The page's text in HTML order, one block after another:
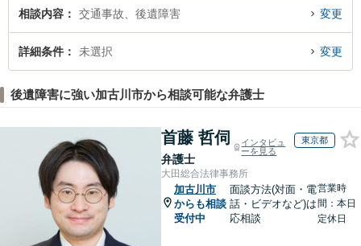
のトラブル解決の実績豊富な近くの弁護士を検索したい』『初回相談無料で後
遺障害を法律相談できる加古川市内の弁護士に相談予約したい』などでお困り
の相談者さんにおすすめです。
相談内容 交通事故、後遺障害 変更
詳細条件 未選択 変更
後遺障害に強い加古川市から相談可能な弁護士
首藤 哲伺
弁護士
インタビュ
ーを見る
東京都
大田総合法律事務所
加古川市
からも相談
受付中
面談方法(対面・電
話・ビデオなど)は
応相談
営業時
間：本日
定休日